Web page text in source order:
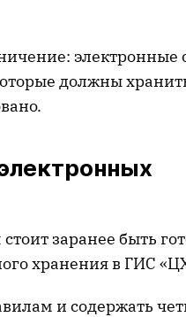
электронные
должны
заранее быть
хранения в ГИС
и содержать